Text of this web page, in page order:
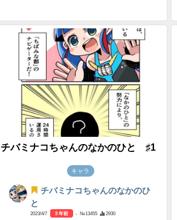
チバミナコちゃんのなかのひと ♯1
キャラ
チバミナコちゃんのなかのひ
と
2023/4/7 3 年前 - №13455 2930